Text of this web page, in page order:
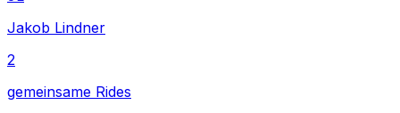
Jakob Lindner
2
gemeinsame Rides